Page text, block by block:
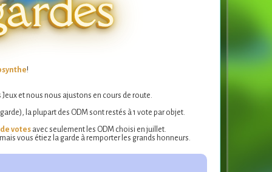
!
et nous nous ajustons en cours de route.
la plupart des ODM sont restés à 1 vote par objet.
votes avec seulement les ODM choisi en juillet.
vous étiez la garde à remporter les grands honneurs.